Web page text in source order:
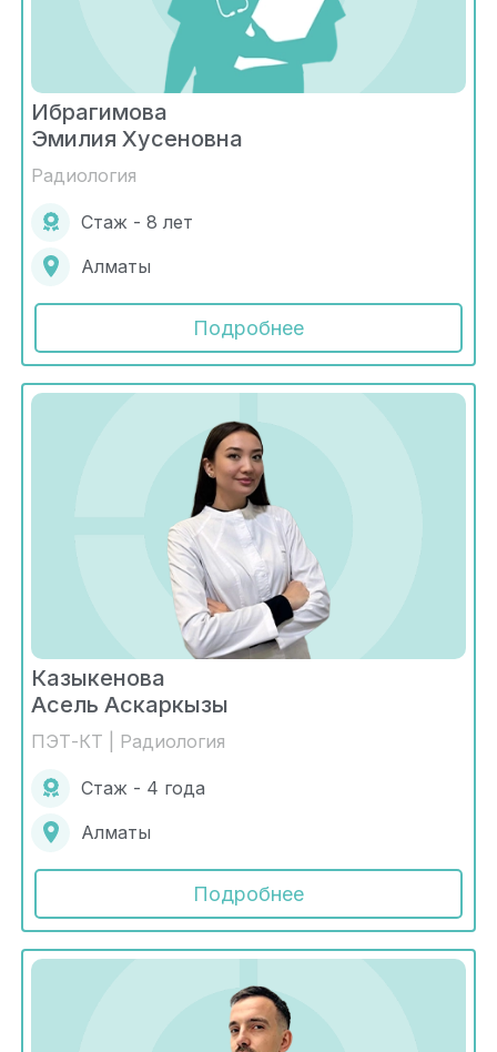
Ибрагимова
Эмилия Хусеновна
Радиология
Стаж - 8 лет
Алматы
Подробнее
Казыкенова
Асель Аскаркызы
ПЭТ-КТ | Радиология
Стаж - 4 года
Алматы
Подробнее